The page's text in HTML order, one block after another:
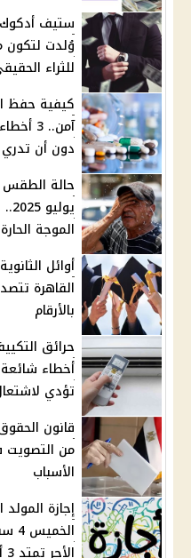
وُلدت لتكون
للثراء
كيفية حفظ
آمن..
دون أن تدري
الموجة
القاهرة
بالأرقام
حرائق
أخطاء
تؤدي
قانون
الأسباب
الأجر تمتد 3 أيام